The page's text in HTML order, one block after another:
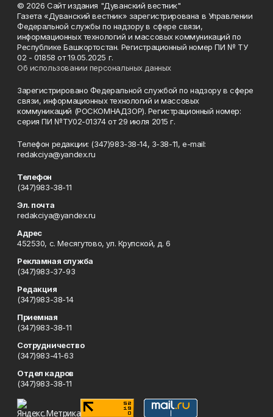
© 2026 Сайт издания "Дуванский вестник"
Газета «Дуванский вестник» зарегистрирована в Управлении
Федеральной службы по надзору в сфере связи,
информационных технологий и массовых коммуникаций по
Республике Башкортостан. Регистрационный номер ПИ № ТУ
02 - 01858 от 19.05.2025 г.
Об использовании персональных данных
Зарегистрировано Федеральной службой по надзору в сфере
связи, информационных технологий и массовых
коммуникаций (РОСКОМНАДЗОР). Регистрационный номер:
серия ПИ №ТУ02-01374 от 29 июля 2015 г.
Телефон редакции: (347)983-38-14, 3-38-11, e-mail:
redakciya@yandex.ru
Телефон
(347)983-38-11
Эл. почта
redakciya@yandex.ru
Адрес
452530, с. Месягутово, ул. Крупской, д. 6
Рекламная служба
(347)983-37-93
Редакция
(347)983-38-14
Приемная
(347)983-38-11
Сотрудничество
(347)983-41-63
Отдел кадров
(347)983-38-11